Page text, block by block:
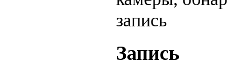
запись
Запись